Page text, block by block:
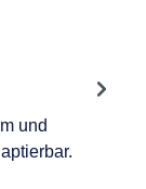
und